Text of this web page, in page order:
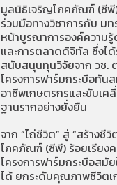
มูลนิธิเจริญโภคภัณฑ์ (ซีพี
ร่วมมือทางวิชาการกับ มท
หน้าบูรณาการองค์ความรู้
และการตลาดดิจิทัล ซึ่งไ
สนับสนุนทุนวิจัยจาก วช.
โครงการฟาร์มกระบือทัน
อาชีพเกษตรกรและขับเค
ฐานรากอย่างยั่งยืน
จาก “ไถ่ชีวิต” สู่ “สร้างชี
โภคภัณฑ์ (ซีพี) ร้อยเรียง
โครงการฟาร์มกระบือสมั
ได้ ยกระดับคุณภาพชีวิตเ